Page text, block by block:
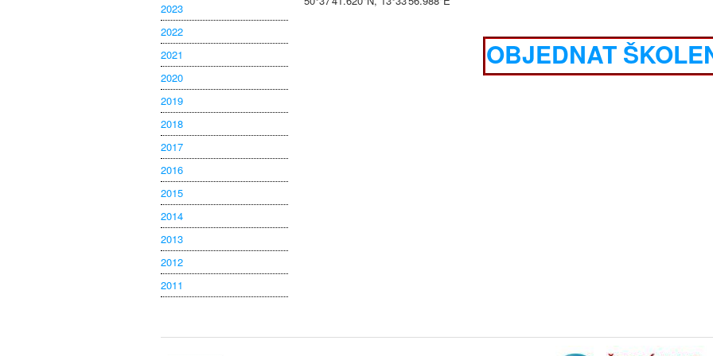
2023
2022
2021
2020
2019
2018
2017
2016
2015
2014
2013
2012
2011
OBJEDNAT